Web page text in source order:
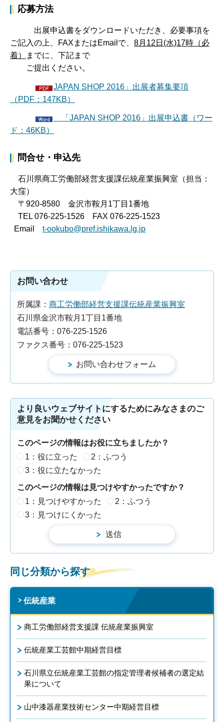
応募方法
出展申込書をダウンロードいただき、必要事項を
ご記入の上、FAXまたはEmailで、 8月12日(水)17時（必
着）
までに、下記まで
ご提出ください。
JAPAN SHOP 2016」出展者募集要項
（PDF：147KB）
「JAPAN SHOP 2016」出展申込書（ワー
ド：46KB）
問合せ・申込先
石川県商工労働部経営支援課伝統産業振興室（担当：
大窪）
〒920-8580 金沢市鞍月1丁目1番地
TEL 076-225-1526 FAX 076-225-1523
Email t-ookubo@pref.ishikawa.lg.jp
お問い合わせ
所属課： 商工労働部経営支援課伝統産業振興室
石川県金沢市鞍月1丁目1番地
電話番号：076-225-1526
ファクス番号：076-225-1523
より良いウェブサイトにするためにみなさまのご
意見をお聞かせください
このページの情報はお役に立ちましたか？
1：役に立った
2：ふつう
3：役に立たなかった
このページの情報は見つけやすかったですか？
1：見つけやすかった
2：ふつう
3：見つけにくかった
同じ分類から探す
伝統産業
商工労働部経営支援課 伝統産業振興室
伝統産業工芸館中期経営目標
石川県立伝統産業工芸館の指定管理者候補者の選定結
果について
山中漆器産業技術センター中期経営目標